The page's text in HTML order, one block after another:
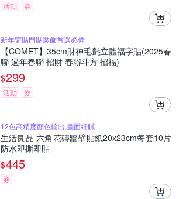
活動 券
新年窗貼門貼裝飾首選必備
【COMET】35cm財神毛氈立體福字貼(2025春
聯 過年春聯 招財 春聯斗方 招福)
$299
活動 券
12色高精度顏色輸出,畫面細膩
生活良品 六角花磚牆壁貼紙20x23cm每套10片
防水即撕即貼
$445
券